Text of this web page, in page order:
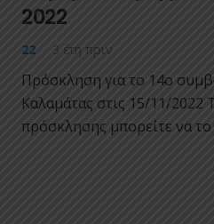
2022
22 3 έτη πριν
Πρόσκληση για το 14ο
Καλαμάτας στις 15/11/2022
πρόσκλησης μπορείτε να το